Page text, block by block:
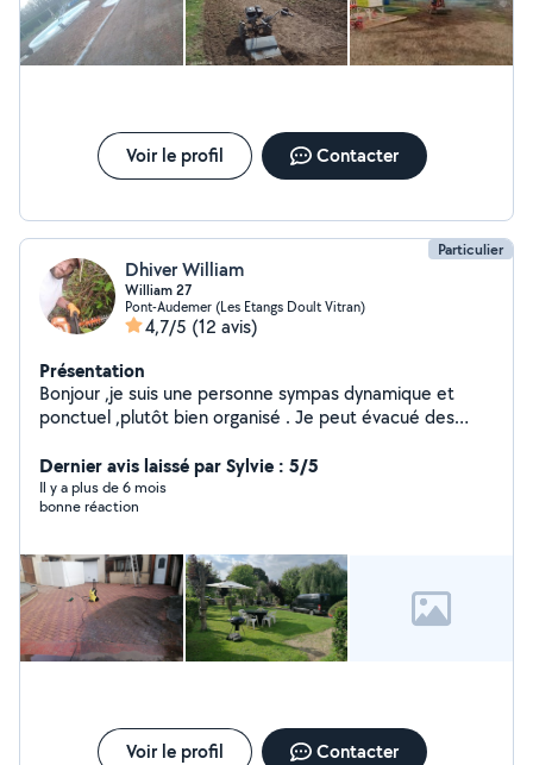
Voir le profil Contacter
Particulier
Dhiver William
William 27
Pont-Audemer (Les Etangs Doult Vitran)
4,7/5 (12 avis)
Présentation
Bonjour ,je suis une personne sympas dynamique et
ponctuel ,plutôt bien organisé . Je peut évacué des
du jardinage ou autre . A bientot
Dernier avis laissé par Sylvie : 5/5
Il y a plus de 6 mois
bonne réaction
Voir le profil Contacter